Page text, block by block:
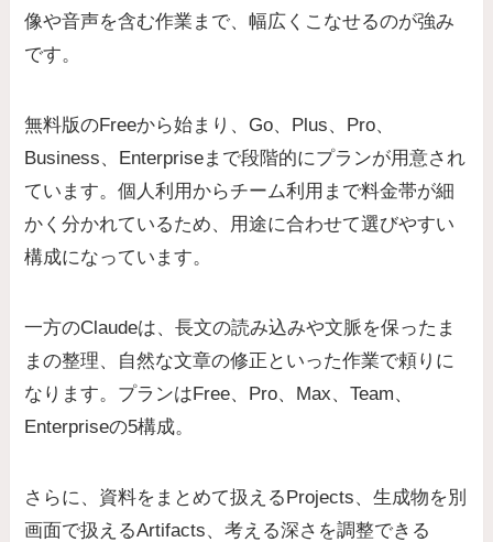
像や音声を含む作業まで、幅広くこなせるのが強み
です。
無料版のFreeから始まり、Go、Plus、Pro、
Business、Enterpriseまで段階的にプランが用意され
ています。個人利用からチーム利用まで料金帯が細
かく分かれているため、用途に合わせて選びやすい
構成になっています。
一方のClaudeは、長文の読み込みや文脈を保ったま
まの整理、自然な文章の修正といった作業で頼りに
なります。プランはFree、Pro、Max、Team、
Enterpriseの5構成。
さらに、資料をまとめて扱えるProjects、生成物を別
画面で扱えるArtifacts、考える深さを調整できる